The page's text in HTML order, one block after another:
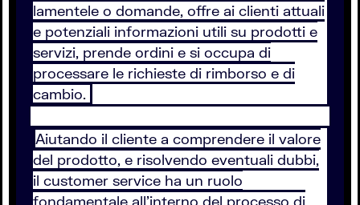
lamentele o domande, offre ai clienti attuali
e potenziali informazioni utili su prodotti e
servizi, prende ordini e si occupa di
processare le richieste di rimborso e di
cambio.
Aiutando il cliente a comprendere il valore
del prodotto, e risolvendo eventuali dubbi,
il customer service ha un ruolo
fondamentale all’interno del processo di